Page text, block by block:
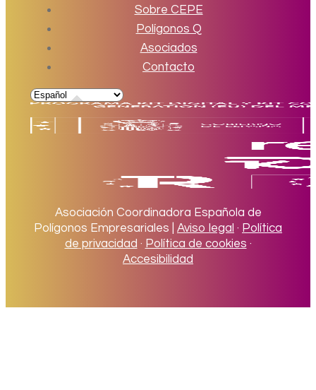
Sobre CEPE
Polígonos Q
Asociados
Contacto
Asociación Coordinadora Española de
Polígonos Empresariales | Aviso legal · Política
de privacidad · Política de cookies ·
Accesibilidad